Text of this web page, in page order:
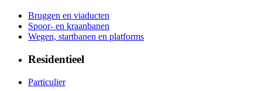
Bruggen en viaducten
Spoor- en kraanbanen
Wegen, startbanen en platforms
Residentieel
Particulier